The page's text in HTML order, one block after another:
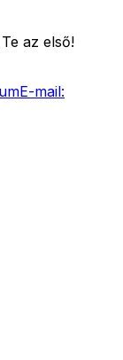
az első!
E-mail: